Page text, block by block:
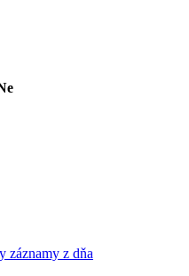
záznamy z dňa